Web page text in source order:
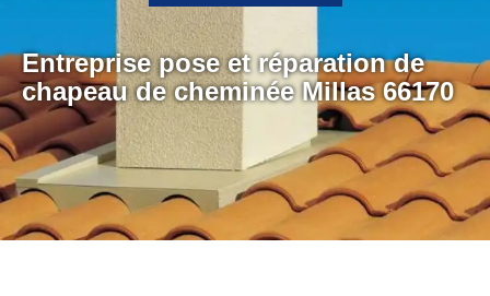
Entreprise pose et réparation de
chapeau de cheminée Millas 66170